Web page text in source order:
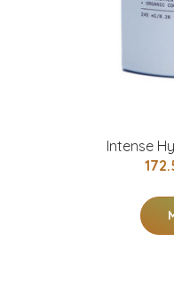
Intense